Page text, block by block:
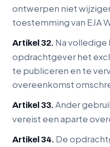
ontwerpen niet
toestemming van EJA
Artikel 32. Na
opdrachtgever het
te publiceren en te
overeenkomst
Artikel 33. Ander
vereist een aparte
Artikel 34. De